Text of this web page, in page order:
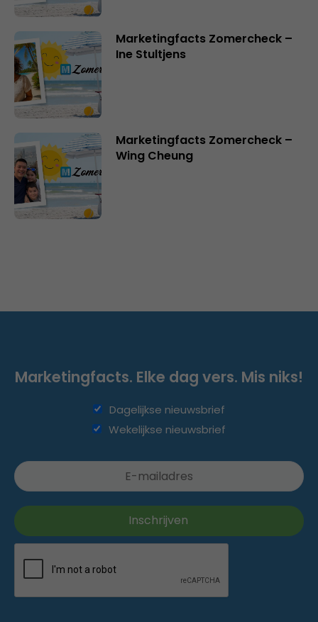
Marketingfacts Zomercheck –
Ine Stultjens
Marketingfacts Zomercheck –
Wing Cheung
Marketingfacts. Elke dag vers. Mis niks!
Dagelijkse nieuwsbrief
Wekelijkse nieuwsbrief